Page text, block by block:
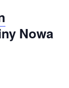
Nowa